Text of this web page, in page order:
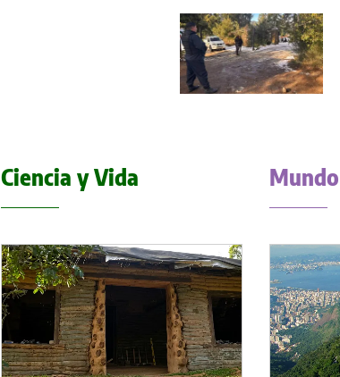
Ciencia y Vida Mundo